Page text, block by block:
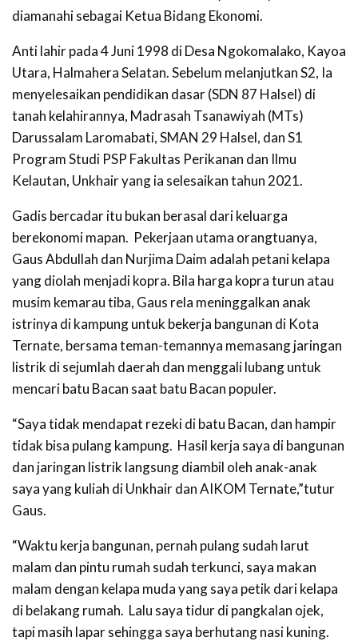
diamanahi sebagai Ketua Bidang Ekonomi.
Anti lahir pada 4 Juni 1998 di Desa Ngokomalako, Kayoa
Utara, Halmahera Selatan. Sebelum melanjutkan S2, Ia
menyelesaikan pendidikan dasar (SDN 87 Halsel) di
tanah kelahirannya, Madrasah Tsanawiyah (MTs)
Darussalam Laromabati, SMAN 29 Halsel, dan S1
Program Studi PSP Fakultas Perikanan dan Ilmu
Kelautan, Unkhair yang ia selesaikan tahun 2021.
Gadis bercadar itu bukan berasal dari keluarga
berekonomi mapan. Pekerjaan utama orangtuanya,
Gaus Abdullah dan Nurjima Daim adalah petani kelapa
yang diolah menjadi kopra. Bila harga kopra turun atau
musim kemarau tiba, Gaus rela meninggalkan anak
istrinya di kampung untuk bekerja bangunan di Kota
Ternate, bersama teman-temannya memasang jaringan
listrik di sejumlah daerah dan menggali lubang untuk
mencari batu Bacan saat batu Bacan populer.
“Saya tidak mendapat rezeki di batu Bacan, dan hampir
tidak bisa pulang kampung. Hasil kerja saya di bangunan
dan jaringan listrik langsung diambil oleh anak-anak
saya yang kuliah di Unkhair dan AIKOM Ternate,”tutur
Gaus.
“Waktu kerja bangunan, pernah pulang sudah larut
malam dan pintu rumah sudah terkunci, saya makan
malam dengan kelapa muda yang saya petik dari kelapa
di belakang rumah. Lalu saya tidur di pangkalan ojek,
tapi masih lapar sehingga saya berhutang nasi kuning.